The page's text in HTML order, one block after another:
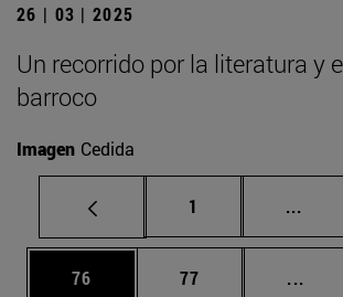
26 | 03 | 2025
Un recorrido por la literatura y
barroco
Imagen Cedida
Página
1 ...
Página
76 Página
77 ...